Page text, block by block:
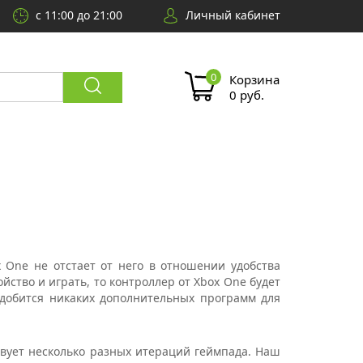
с 11:00 до 21:00 Личный кабинет
Корзина
0 руб.
не отстает от него в отношении удобства
и играть, то контроллер от Xbox One будет
никаких дополнительных программ для
несколько разных итераций геймпада. Наш